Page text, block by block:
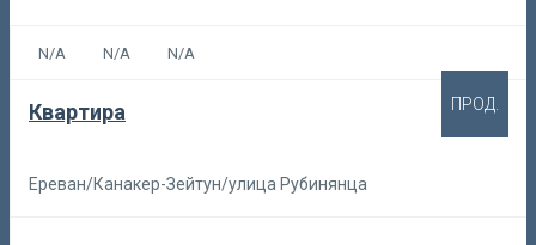
N/A N/A N/A
Квартира
Ереван/Канакер-Зейтун/улица Рубинянца
ПРОД.